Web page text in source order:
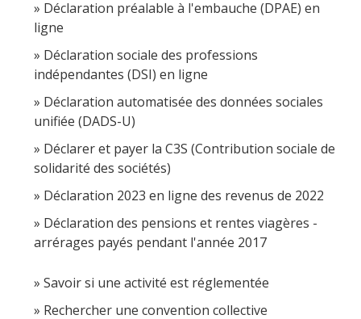
Déclaration préalable à l'embauche (DPAE) en
ligne
Déclaration sociale des professions
indépendantes (DSI) en ligne
Déclaration automatisée des données sociales
unifiée (DADS-U)
Déclarer et payer la C3S (Contribution sociale de
solidarité des sociétés)
Déclaration 2023 en ligne des revenus de 2022
Déclaration des pensions et rentes viagères -
arrérages payés pendant l'année 2017
Savoir si une activité est réglementée
Rechercher une convention collective